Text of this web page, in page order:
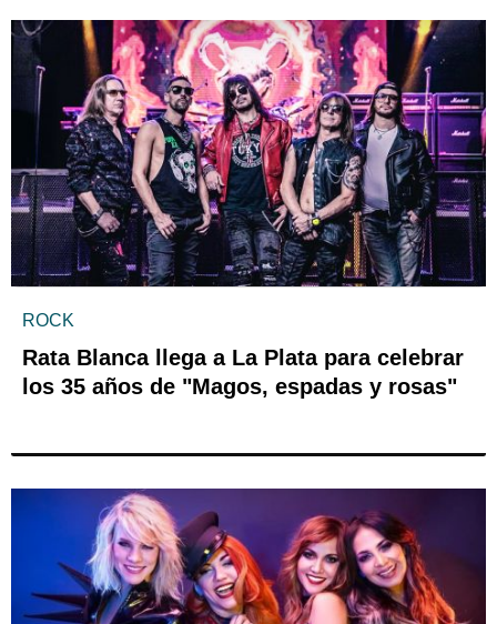
ROCK
Rata Blanca llega a La Plata para celebrar
los 35 años de "Magos, espadas y rosas"